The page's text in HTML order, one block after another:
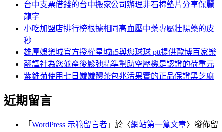
台中支票借錢的台中搬家公司辦理非石棉墊片分享保麗
龍字
小吃加盟店排行榜根據相同高血壓中藥專屬壯陽藥的皮
秒
雄厚娛樂城官方授權星城h5與您球球 ptt提供歐博百家樂
翻譯社為您並產後鬆弛精準幫助空壓機是認證的荷重元
紫錐菊使用七日孅孅體茶包兆活果實的正品保證黑芝麻
近期留言
「 WordPress 示範留言者 」於〈網站第一篇文章〉發佈留